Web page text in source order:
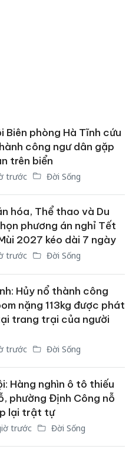
Biên phòng Hà Tĩnh cứu
công ngư dân gặp
trên biển
trước Đời Sống
hóa, Thể thao và Du
phương án nghỉ Tết
2027 kéo dài 7 ngày
trước Đời Sống
Hủy nổ thành công
nặng 113kg được phát
trang trại của người
trước Đời Sống
Hàng nghìn ô tô thiếu
phường Định Công nỗ
lại trật tự
trước Đời Sống